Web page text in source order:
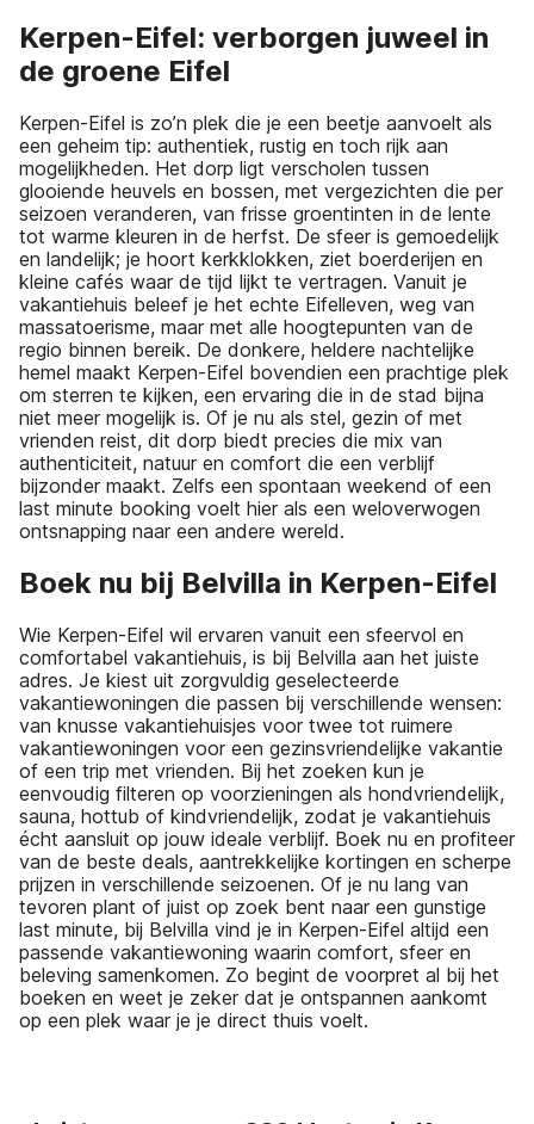
Kerpen-Eifel: verborgen juweel in
de groene Eifel
Kerpen-Eifel is zo’n plek die je een beetje aanvoelt als
een geheim tip: authentiek, rustig en toch rijk aan
mogelijkheden. Het dorp ligt verscholen tussen
glooiende heuvels en bossen, met vergezichten die per
seizoen veranderen, van frisse groentinten in de lente
tot warme kleuren in de herfst. De sfeer is gemoedelijk
en landelijk; je hoort kerkklokken, ziet boerderijen en
kleine cafés waar de tijd lijkt te vertragen. Vanuit je
vakantiehuis beleef je het echte Eifelleven, weg van
massatoerisme, maar met alle hoogtepunten van de
regio binnen bereik. De donkere, heldere nachtelijke
hemel maakt Kerpen-Eifel bovendien een prachtige plek
om sterren te kijken, een ervaring die in de stad bijna
niet meer mogelijk is. Of je nu als stel, gezin of met
vrienden reist, dit dorp biedt precies die mix van
authenticiteit, natuur en comfort die een verblijf
bijzonder maakt. Zelfs een spontaan weekend of een
last minute booking voelt hier als een weloverwogen
ontsnapping naar een andere wereld.
Boek nu bij Belvilla in Kerpen-Eifel
Wie Kerpen-Eifel wil ervaren vanuit een sfeervol en
comfortabel vakantiehuis, is bij Belvilla aan het juiste
adres. Je kiest uit zorgvuldig geselecteerde
vakantiewoningen die passen bij verschillende wensen:
van knusse vakantiehuisjes voor twee tot ruimere
vakantiewoningen voor een gezinsvriendelijke vakantie
of een trip met vrienden. Bij het zoeken kun je
eenvoudig filteren op voorzieningen als hondvriendelijk,
sauna, hottub of kindvriendelijk, zodat je vakantiehuis
écht aansluit op jouw ideale verblijf. Boek nu en profiteer
van de beste deals, aantrekkelijke kortingen en scherpe
prijzen in verschillende seizoenen. Of je nu lang van
tevoren plant of juist op zoek bent naar een gunstige
last minute, bij Belvilla vind je in Kerpen-Eifel altijd een
passende vakantiewoning waarin comfort, sfeer en
beleving samenkomen. Zo begint de voorpret al bij het
boeken en weet je zeker dat je ontspannen aankomt
op een plek waar je je direct thuis voelt.